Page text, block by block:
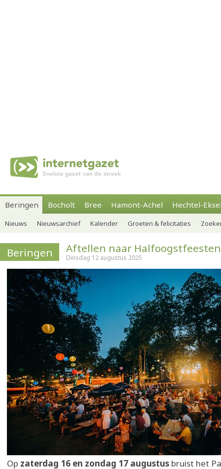
Beringen Bocholt Bree Hamont-Achel Hechtel-
Nieuws Nieuwsarchief Kalender Groeten & felicitaties
Beringen Aftellen naar
Dinsdag 12 augustus 2025
Op zaterdag 16 en zondag 17 augustus bruist het